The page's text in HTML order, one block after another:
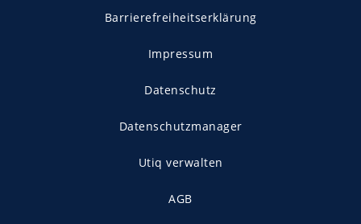
Barrierefreiheitserklärung
Impressum
Datenschutz
Datenschutzmanager
Utiq verwalten
AGB